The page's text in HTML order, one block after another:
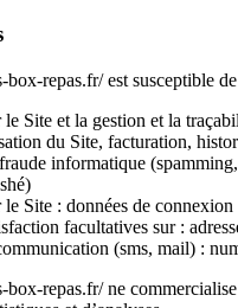
repas.fr/ est susceptible
Site et la gestion et la
du Site, facturation,
informatique
Site : données de connexion
facultatives sur :
(sms, mail) :
repas.fr/ ne